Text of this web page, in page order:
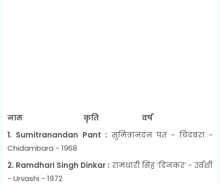
नाम कृति वर्ष
1. Sumitranandan Pant : सुमित्रानंदन पंत - चिदंबरा -
Chidambara - 1968
2. Ramdhari Singh Dinkar : रामधारी सिंह ‘दिनकर’ - उर्वशी
- Urvashi - 1972